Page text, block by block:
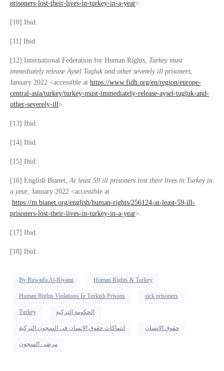
prisoners-lost-their-lives-in-turkey-in-a-year>.
[10] Ibid.
[11] Ibid.
[12] International Federation for Human Rights, Turkey must
immediately release Aysel Tugluk and other severely ill prisoners
January 2022 <accessible at https://www.fidh.org/en/region/europe-
central-asia/turkey/turkey-must-immediately-release-aysel-tugluk-and-
other-severely-ill>.
[13] Ibid.
[14] Ibid.
[15] Ibid.
[16] English Bianet, At least 59 ill prisoners lost their lives in Turkey in
a year, January 2022 <accessible at
https://m.bianet.org/english/human-rights/256124-at-least-59-ill-
prisoners-lost-their-lives-in-turkey-in-a-year>.
[17] Ibid.
[18] Ibid.
By Ruwaifa Al-Riyami Human Rights & Turkey
Human Rights Violations In Turkish Prisons sick prisoners
Turkey الحكومة التركية
انتهاكات حقوق الإنسان في السجون التركية حقوق الإنسان
مرضى السجون